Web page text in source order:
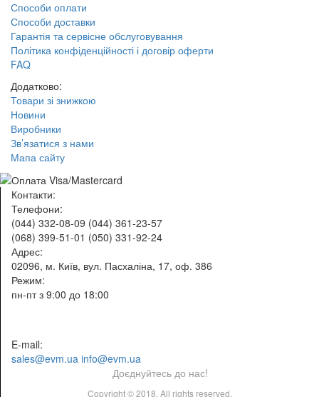
Способи оплати
Способи доставки
Гарантія та сервісне обслуговування
Політика конфіденційності і договір оферти
FAQ
Додатково:
Товари зі знижкою
Новини
Виробники
Зв’язатися з нами
Мапа сайту
Контакти:
Телефони:
(044) 332-08-09 (044) 361-23-57
(068) 399-51-01 (050) 331-92-24
Адрес:
02096, м. Київ, вул. Пасхаліна, 17, оф. 386
Режим:
пн-пт з 9:00 до 18:00
E-mail:
sales@evm.ua info@evm.ua
Доєднуйтесь до нас!
Copyright © 2018. All rights reserved.